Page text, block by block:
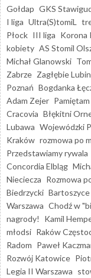
Gołdap GKS
I liga Ultra(S)tomiL
Płock III liga Korona
kobiety AS Stomil
Michał Glanowski
Zabrze Zagłębie Lubin
Poznań Bogdanka
Adam Zejer
Cracovia Błękitni
Lubawa Wojewódzki
Kraków rozmowa po
Przedstawiamy rywala
Concordia Elbląg
Nieciecza Rozmowa
Biedrzycki Bartoszyce
Warszawa Chodź w
nagrody!
Kamil
młodsi Raków
Radom Paweł
Rozwój Katowice
Legia II Warszawa